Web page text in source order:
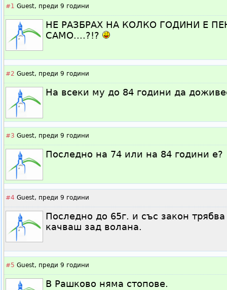
#1 Guest, преди 9 години
НЕ РАЗБРАХ НА КОЛКО ГОДИНИ Е
САМО....?!?
#2 Guest, преди 9 години
На всеки му до 84 години да
#3 Guest, преди 9 години
Последно на 74 или на 84 години е?
#4 Guest, преди 9 години
Последно до 65г. и със закон
качваш зад волана.
#5 Guest, преди 9 години
В Рашково няма стопове.